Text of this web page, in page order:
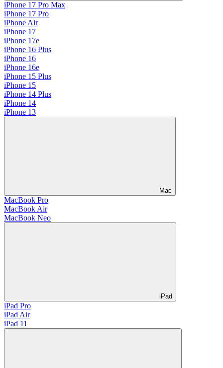
iPhone 17 Pro Max
iPhone 17 Pro
iPhone Air
iPhone 17
iPhone 17e
iPhone 16 Plus
iPhone 16
iPhone 16e
iPhone 15 Plus
iPhone 15
iPhone 14 Plus
iPhone 14
iPhone 13
Mac
MacBook Pro
MacBook Air
MacBook Neo
iPad
iPad Pro
iPad Air
iPad 11